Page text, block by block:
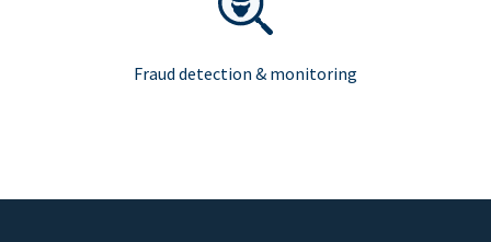
Fraud detection & monitoring